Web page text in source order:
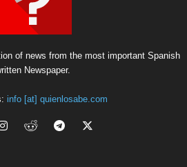
of news from the most important Spanish
Newspaper.
info [at] quienlosabe.com